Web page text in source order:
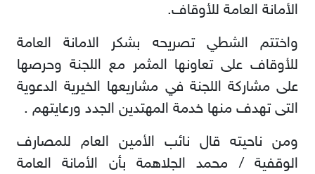
الأمانة العامة للأوقاف.
واختتم الشطي تصريحه بشكر الامانة العامة
للأوقاف على تعاونها المثمر مع اللجنة وحرصها
على مشاركة اللجنة في مشاريعها الخيرية الدعوية
التى تهدف منها خدمة المهتدين الجدد ورعايتهم .
ومن ناحيته قال نائب الأمين العام للمصارف
الوقفية / محمد الجلاهمة بأن الأمانة العامة